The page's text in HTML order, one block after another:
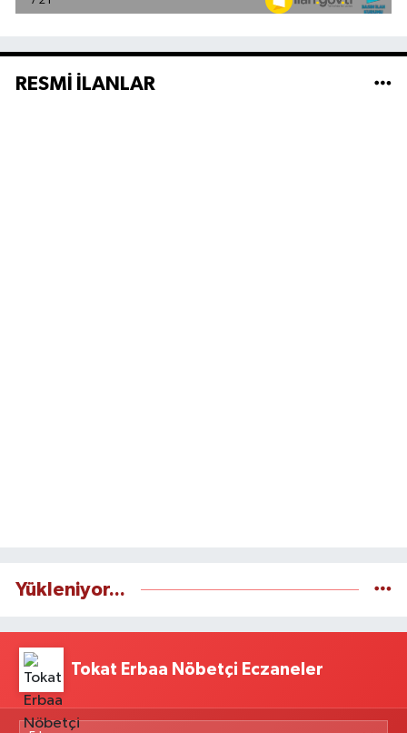
RESMİ İLANLAR
Yükleniyor...
Tokat Erbaa Nöbetçi Eczaneler